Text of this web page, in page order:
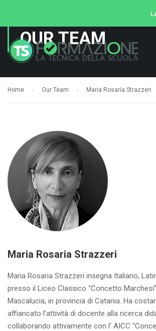
OUR TEAM
Home Our Team Maria Rosaria Strazzeri
Maria Rosaria Strazzeri
Maria Rosaria Strazzeri insegna Italiano,
presso il Liceo Classico “Concetto
Mascalucia, in provincia di Catania. Ha
affiancato l’attività di docente alla ricerca
collaborando attivamente con l’ AICC